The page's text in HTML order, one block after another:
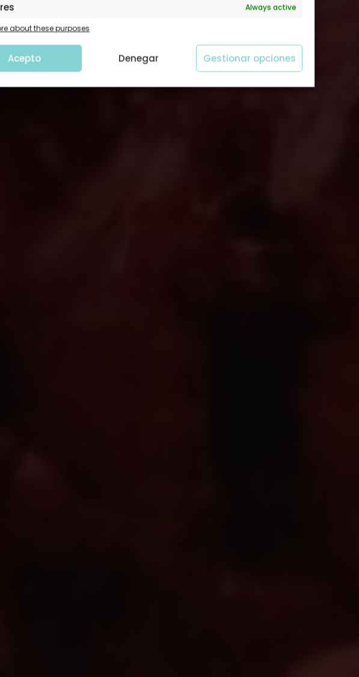
Always active
Vincular diferentes dispositivos, Identificación de
la seguridad, evitar y detectar fraudes, y
fallos, Ofrecer y presentar publicidad y Always active
about these purposes
Acepto Denegar Gestionar opciones